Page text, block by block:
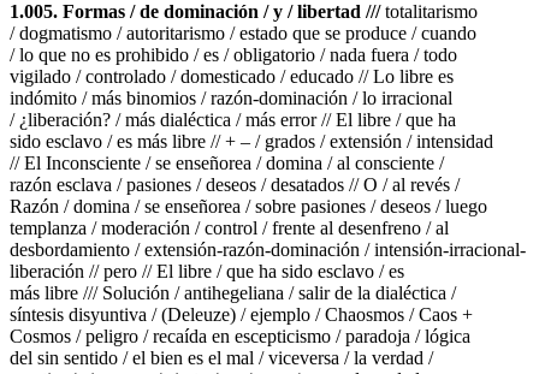
1.005. Formas / de dominación / y / libertad ///totalitarismo
/ dogmatismo / autoritarismo / estado que se produce / cuando
/ lo que no es prohibido / es / obligatorio / nada fuera / todo
vigilado / controlado / domesticado / educado // Lo libre es
indómito / más binomios / razón-dominación / lo irracional
/ ¿liberación? / más dialéctica / más error // El libre / que ha
sido esclavo / es más libre // + – / grados / extensión / intensidad
// El Inconsciente / se enseñorea / domina / al consciente /
razón esclava / pasiones / deseos / desatados // O / al revés /
Razón / domina / se enseñorea / sobre pasiones / deseos / luego
templanza / moderación / control / frente al desenfreno / al
desbordamiento / extensión-razón-dominación / intensión-irracional-
liberación // pero // El libre / que ha sido esclavo / es
más libre /// Solución / antihegeliana / salir de la dialéctica /
síntesis disyuntiva / (Deleuze) / ejemplo / Chaosmos / Caos +
Cosmos / peligro / recaída en escepticismo / paradoja / lógica
del sin sentido / el bien es el mal / viceversa / la verdad /